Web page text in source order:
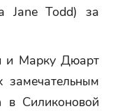
Jane Todd) за
и Марку Дюарт
в Силиконовой